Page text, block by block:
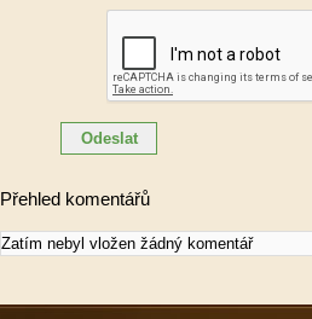
Přehled komentářů
Zatím nebyl vložen žádný komentář